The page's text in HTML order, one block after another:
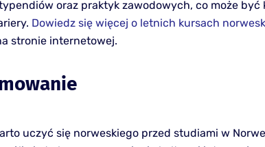
oraz praktyk zawodowych, co może być
Dowiedz się więcej o letnich kursach
stronie internetowej.
uczyć się norweskiego przed studiami w